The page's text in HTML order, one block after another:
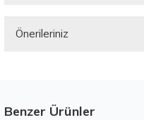
Önerileriniz
Görüş ve önerileriniz için
Benzer Ürünler